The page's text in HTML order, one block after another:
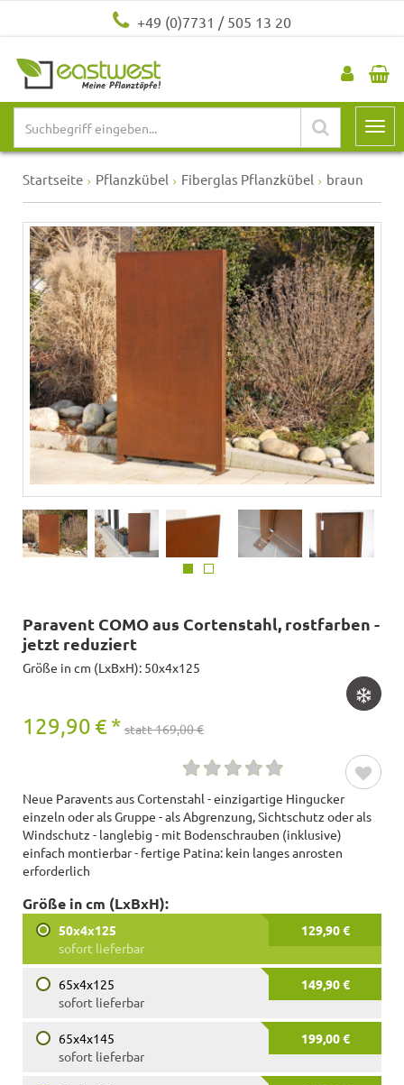
+49 (0)7731 / 505 13 20
Startseite Pflanzkübel Fiberglas Pflanzkübel braun
Paravent COMO aus Cortenstahl, rostfarben -
jetzt reduziert
Größe in cm (LxBxH): 50x4x125
129,90 € * statt 169,00 €
Neue Paravents aus Cortenstahl - einzigartige Hingucker
einzeln oder als Gruppe - als Abgrenzung, Sichtschutz oder als
Windschutz - langlebig - mit Bodenschrauben (inklusive)
einfach montierbar - fertige Patina: kein langes anrosten
erforderlich
Größe in cm (LxBxH):
50x4x125
129,90 €
sofort lieferbar
65x4x125
149,90 €
sofort lieferbar
65x4x145
199,00 €
sofort lieferbar